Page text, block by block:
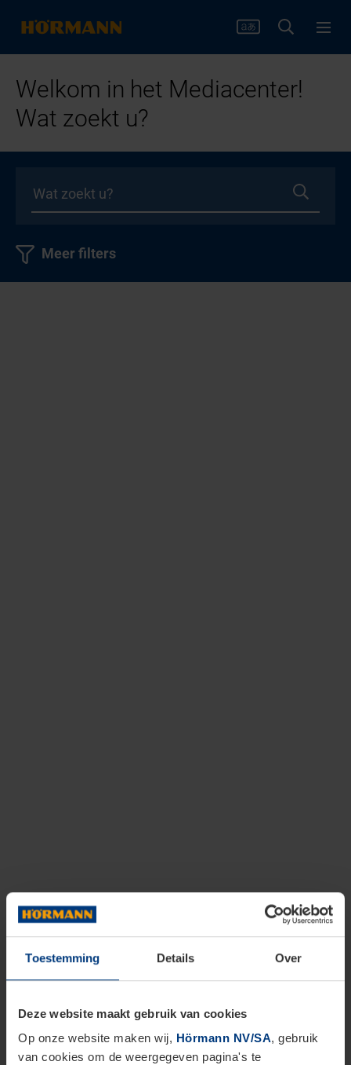
Toestemming Details Over
Deze website maakt gebruik van cookies
Op onze website maken wij, Hörmann NV/SA, gebruik
van cookies om de weergegeven pagina's te
Welkom in het Mediacenter!
Wat zoekt u?
Meer filters